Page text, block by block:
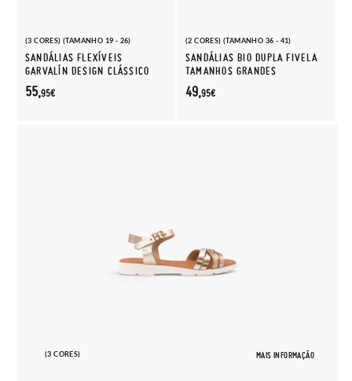
(3 CORES) (TAMANHO 19 - 26)
SANDÁLIAS FLEXÍVEIS
GARVALÍN DESIGN CLÁSSICO
55,95€
(2 CORES) (TAMANHO 36 - 41)
SANDÁLIAS BIO DUPLA FIVELA
TAMANHOS GRANDES
49,95€
(3 CORES) MAIS INFORMAÇÃO